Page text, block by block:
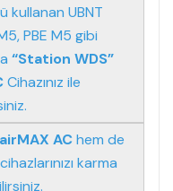
kullanan UBNT
PBE M5 gibi
“Station WDS”
Cihazınız ile
airMAX AChem de
karma